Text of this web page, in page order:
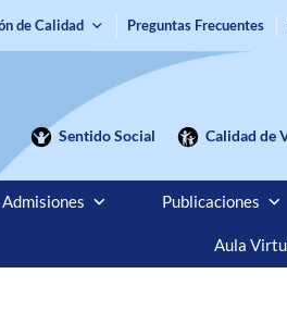
de Calidad Preguntas Frecuentes
Sentido Social Calidad de
Admisiones Publicaciones
Aula